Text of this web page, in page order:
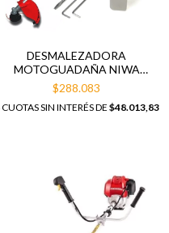
DESMALEZADORA
MOTOGUADAÑA NIWA
DNW52 52CC 1,4KW 2T
$288.083
CUOTAS SIN INTERÉS DE $48.013,83